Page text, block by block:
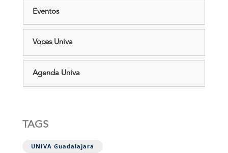
Eventos
Voces Univa
Agenda Univa
TAGS
UNIVA Guadalajara